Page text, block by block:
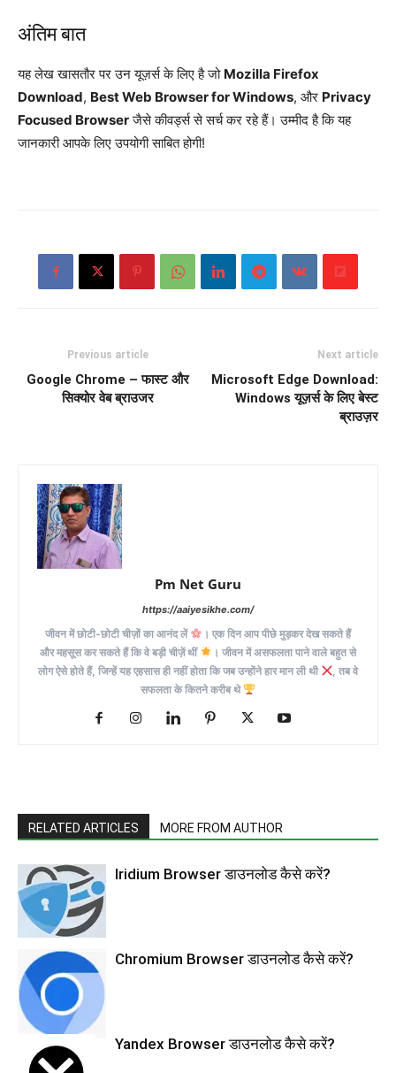
अंतिम बात
यह लेख खासतौर पर उन यूज़र्स के लिए है जो Mozilla Firefox
Download, Best Web Browser for Windows, और Privacy
Focused Browserजैसे कीवर्ड्स से सर्च कर रहे हैं। उम्मीद है कि यह
जानकारी आपके लिए उपयोगी साबित होगी!
Previous article
Google Chrome – फास्ट और
सिक्योर वेब ब्राउजर
Next article
Microsoft Edge Download:
Windows यूज़र्स के लिए बेस्ट
ब्राउज़र
Pm Net Guru
https://aaiyesikhe.com/
जीवन में छोटी-छोटी चीज़ों का आनंद लें
। एक दिन आप पीछे मुड़कर देख सकते हैं
और महसूस कर सकते हैं कि वे बड़ी चीज़ें थीं
। जीवन में असफलता पाने वाले बहुत से
लोग ऐसे होते हैं, जिन्हें यह एहसास ही नहीं होता कि जब उन्होंने हार मान ली थी
, तब वे
सफलता के कितने करीब थे
RELATED ARTICLES MORE FROM AUTHOR
Iridium Browser डाउनलोड कैसे करें?
Chromium Browser डाउनलोड कैसे करें?
Yandex Browser डाउनलोड कैसे करें?